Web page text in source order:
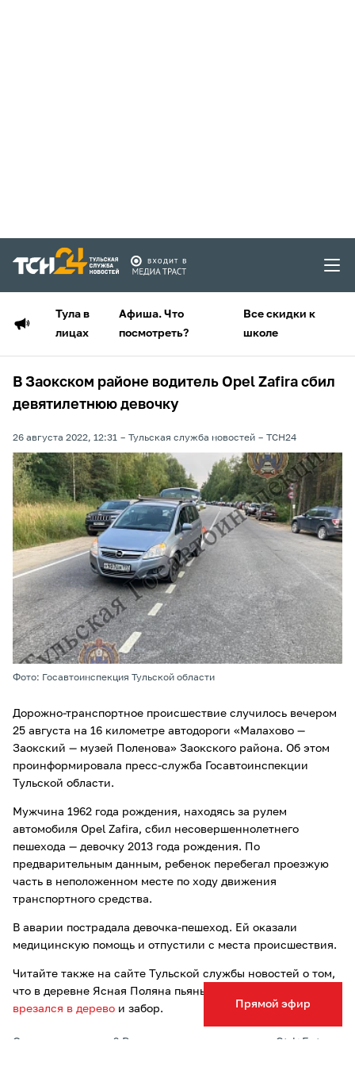
Тула в
лицах
Афиша. Что
посмотреть?
Все скидки к
школе
Прямой эфир
В Заокском районе водитель Opel Zafira сбил
девятилетнюю девочку
26 августа 2022, 12:31 Тульская служба новостей ТСН24
Фото: Госавтоинспекция Тульской области
Дорожно-транспортное происшествие случилось вечером
25 августа на 16 километре автодороги «Малахово —
Заокский — музей Поленова» Заокского района. Об этом
проинформировала пресс-служба Госавтоинспекции
Тульской области.
Мужчина 1962 года рождения, находясь за рулем
автомобиля Opel Zafira, сбил несовершеннолетнего
пешехода — девочку 2013 года рождения. По
предварительным данным, ребенок перебегал проезжую
часть в неположенном месте по ходу движения
транспортного средства.
В аварии пострадала девочка-пешеход. Ей оказали
медицинскую помощь и отпустили с места происшествия.
Читайте также на сайте Тульской службы новостей о том,
что в деревне Ясная Поляна пьяный водитель грузовика
врезался в дерево и забор.
Опечатка в тексте? Выделите слово и нажмите Ctrl+Enter